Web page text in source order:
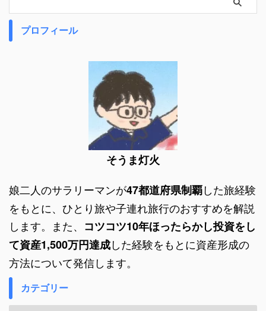
プロフィール
そうま灯火
娘二人のサラリーマンが47都道府県制覇した旅経験
をもとに、ひとり旅や子連れ旅行のおすすめを解説
します。また、 コツコツ10年ほったらかし投資をし
て資産1,500万円達成した経験をもとに資産形成の
方法について発信します。
カテゴリー